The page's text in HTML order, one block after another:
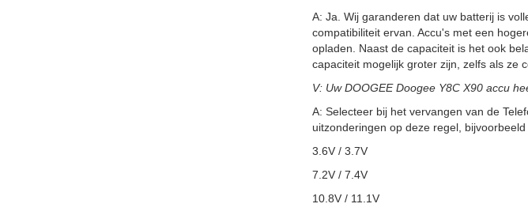
A: Ja. Wij garanderen dat uw batterij is
compatibiliteit ervan. Accu's met een
opladen. Naast de capaciteit is het ook
capaciteit mogelijk groter zijn, zelfs als ze
V: Uw DOOGEE Doogee Y8C X90 accu
A: Selecteer bij het vervangen van de
uitzonderingen op deze regel,
3.6V / 3.7V
7.2V / 7.4V
10.8V / 11.1V